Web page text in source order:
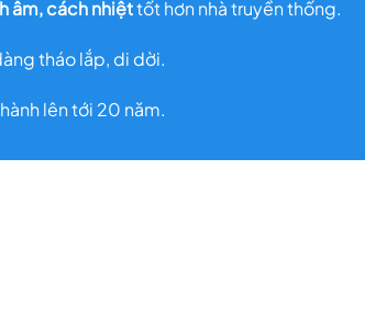
âm, cách nhiệttốt hơn nhà truyền thống.
tháo lắp, di dời.
lên tới 20 năm.